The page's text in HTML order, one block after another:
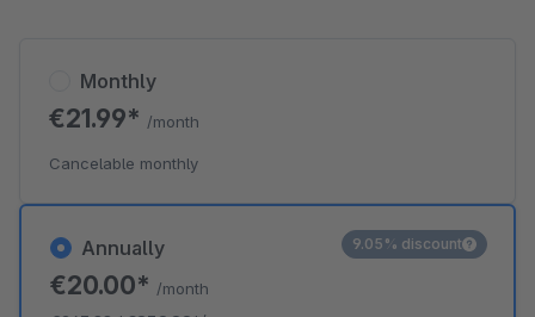
Annually
€20.00* /month
9.05% discount
Monthly
€21.99* /month
Cancelable monthly